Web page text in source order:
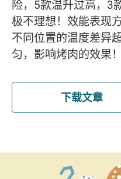
险，5款温升过高，3
极不理想！效能表现
不同位置的温度差异
匀，影响烤肉的效果！
下载文章